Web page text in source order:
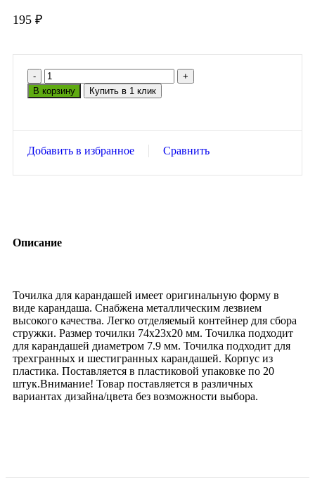
195 ₽
В корзину Купить в 1 клик
Добавить в избранное Сравнить
Описание
Точилка для карандашей имеет оригинальную форму в
виде карандаша. Снабжена металлическим лезвием
высокого качества. Легко отделяемый контейнер для сбора
стружки. Размер точилки 74х23х20 мм. Точилка подходит
для карандашей диаметром 7.9 мм. Точилка подходит для
трехгранных и шестигранных карандашей. Корпус из
пластика. Поставляется в пластиковой упаковке по 20
штук.Внимание! Товар поставляется в различных
вариантах дизайна/цвета без возможности выбора.